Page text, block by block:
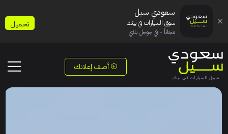
أضف إعلانك
سعودي سيل
سوق السيارات في بيتك
مجاناً - في جوجل بلاي
تحميل